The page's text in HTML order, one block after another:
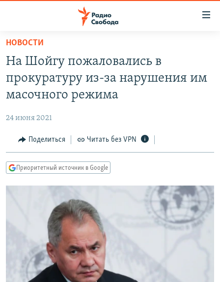
упрощенного
доступа
основному
Вернутся
Вернутся
АВТОРСКИЕ ПРОЕКТЫ
МНЕНИЯ
КУЛЬТУРА
КАВКАЗ.РЕАЛИИ
СИБИРЬ.РЕАЛИИ
РАСПИСАНИЕ ВЕЩАНИЯ
ПОДПИШИТЕСЬ НА РАССЫЛКУ
СОЦИАЛЬНЫЕ СЕТИ
НОВОСТИ
На Шойгу пожаловались в
прокуратуру из-за нарушения им
масочного режима
24 июня 2021
Поделиться Читать без VPN
Приоритетный источник в Google